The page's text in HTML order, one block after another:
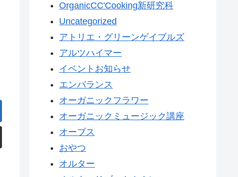
OrganicCC'Cooking新研究科
Uncategorized
アトリエ・グリーンゲイブルズ
アルツハイマー
イベントお知らせ
エンバランス
オーガニックフラワー
オーガニックミュージック講座
オーブス
おやつ
オルター